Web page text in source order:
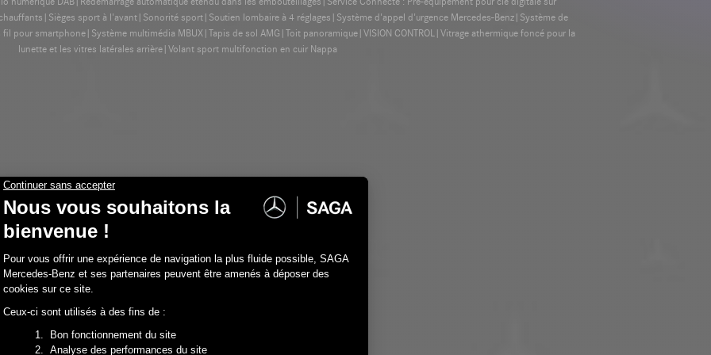
sport à l'avant|Sonorité sport|Soutien lombaire à 4 réglages|Système d'appel d'urgence Mercedes-Benz|Système de
pour smartphone|Système multimédia MBUX|Tapis de sol AMG|Toit panoramique|VISION CONTROL|Vitrage athermique foncé pour la
lunette et les vitres latérales arrière|Volant sport multifonction en cuir Nappa